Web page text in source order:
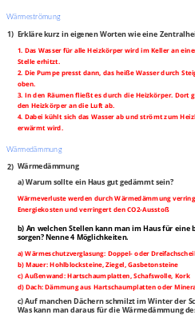
Wärmeströmung
1) Erkläre kurz in eigenen Worten wie eine
1. Das Wasser für alle Heizkörper wird im Keller an
Stelle erhitzt.
2. Die Pumpe presst dann, das heiße Wasser durch
oben.
3. In den Räumen fließt es durch die Heizkörper. Dort
den Heizkörper an die Luft ab.
4. Dabei kühlt sich das Wasser ab und strömt zum
erwärmt wird.
Wärmedämmung
2) Wärmedämmung
a) Warum sollte ein Haus gut gedämmt sein?
Wärmeverluste werden durch Wärmedämmung
Energiekosten und verringert den CO2-Ausstoß
b) An welchen Stellen kann man im Haus für eine
sorgen? Nenne 4 Möglichkeiten.
a) Wärmeschutzverglasung: Doppel- oder
b) Mauer: Hohlblocksteine, Ziegel, Gasbetonsteine
c) Außenwand: Hartschaumplatten, Schafswolle, Kork
d) Dach: Dämmung aus Hartschaumplatten oder
c) Auf manchen Dächern schmilzt im Winter der
Was kann man daraus für die Wärmedämmung